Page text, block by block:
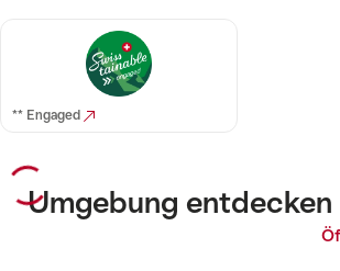
** Engaged
Umgebung entdecken